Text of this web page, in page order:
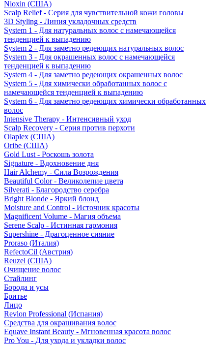
Nioxin (США)
Scalp Relief - Серия для чувствительной кожи головы
3D Styling - Линия укладочных средств
System 1 - Для натуральных волос с намечающейся
тенденцией к выпадению
System 2 - Для заметно редеющих натуральных волос
System 3 - Для окрашенных волос с намечающейся
тенденцией к выпадению
System 4 - Для заметно редеющих окрашенных волос
System 5 - Для химически обработанных волос с
намечающейся тенденцией к выпадению
System 6 - Для заметно редеющих химически обработанных
волос
Intensive Therapy - Интенсивный уход
Scalp Recovery - Серия против перхоти
Olaplex (США)
Oribe (США)
Gold Lust - Роскошь золота
Signature - Вдохновение дня
Hair Alchemy - Сила Возрождения
Beautiful Color - Великолепие цвета
Silverati - Благородство серебра
Bright Blonde - Яркий блонд
Moisture and Control - Источник красоты
Magnificent Volume - Магия объема
Serene Scalp - Истинная гармония
Supershine - Драгоценное сияние
Proraso (Италия)
RefectoCil (Австрия)
Reuzel (США)
Очищение волос
Стайлинг
Борода и усы
Бритье
Лицо
Revlon Professional (Испания)
Средства для окрашивания волос
Equave Instant Beauty - Мгновенная красота волос
Pro You - Для ухода и укладки волос